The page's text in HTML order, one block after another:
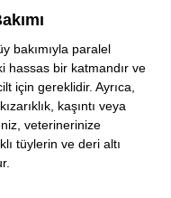
bakımıyla paralel
hassas bir katmandır ve
için gereklidir. Ayrıca,
kaşıntı veya
veterinerinize
tüylerin ve deri altı